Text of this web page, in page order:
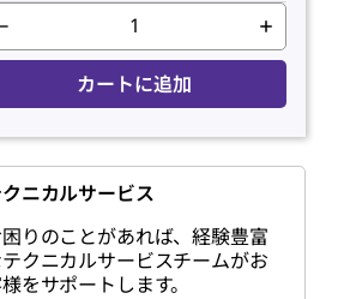
カートに追加
ニカルサービス
りのことがあれば、経験豊富
クニカルサービスチームがお
をサポートします。